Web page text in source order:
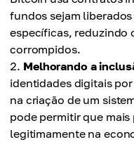
fundos sejam
específicas, reduzindo
corrompidos.
Melhorando a
identidades digitais
na criação de um
pode permitir que
legitimamente na